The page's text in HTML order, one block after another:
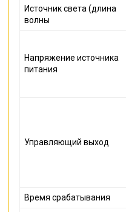
Источник света (длина
волны
Напряжение источника
питания
Управляющий выход
Время срабатывания